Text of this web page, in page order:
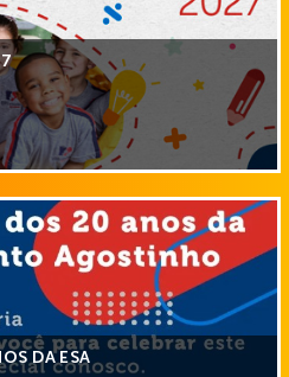
DA ESA